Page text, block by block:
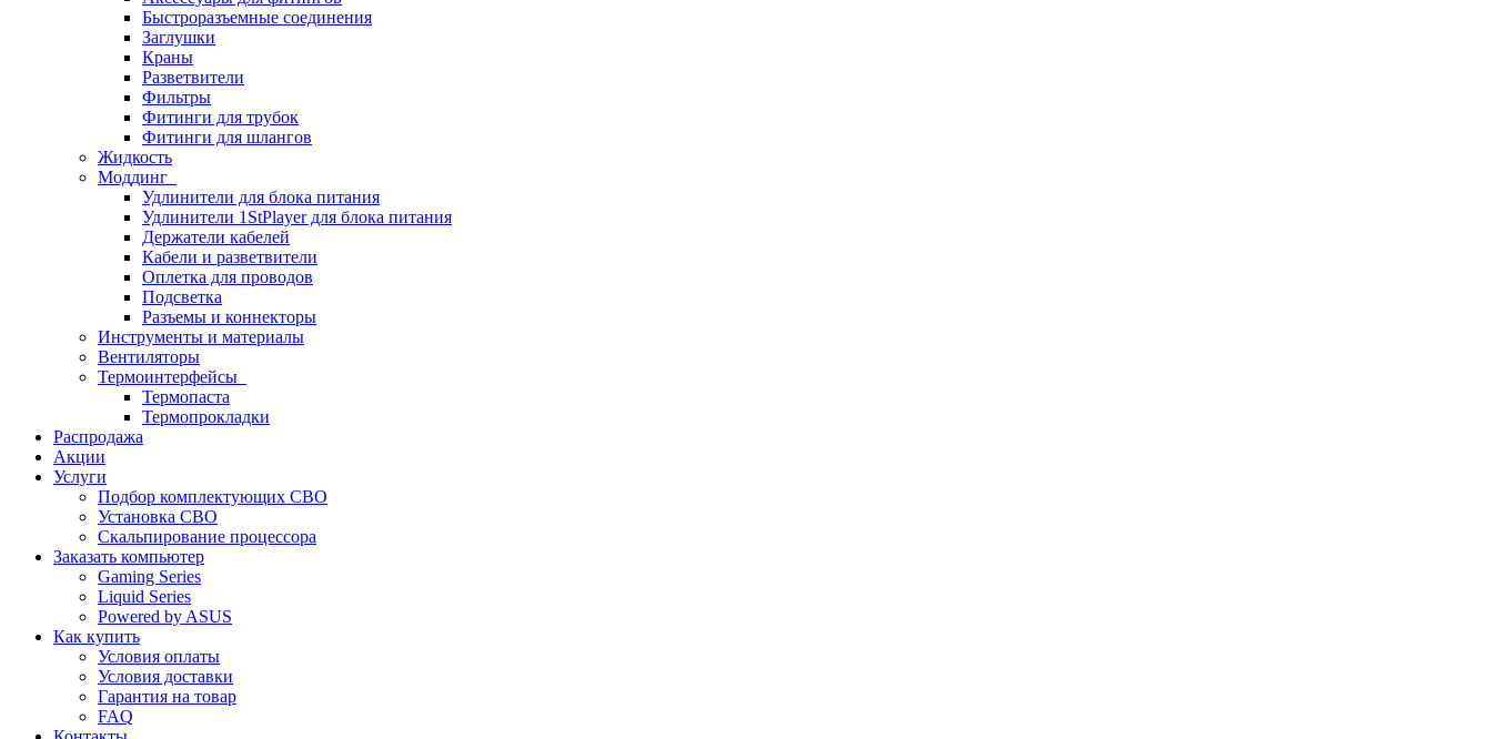
Быстроразъемные соединения
Заглушки
Краны
Разветвители
Фильтры
Фитинги для трубок
Фитинги для шлангов
Жидкость
Моддинг
Удлинители для блока питания
Удлинители 1StPlayer для блока питания
Держатели кабелей
Кабели и разветвители
Оплетка для проводов
Подсветка
Разъемы и коннекторы
Инструменты и материалы
Вентиляторы
Термоинтерфейсы
Термопаста
Термопрокладки
Распродажа
Акции
Услуги
Подбор комплектующих СВО
Установка СВО
Скальпирование процессора
Заказать компьютер
Gaming Series
Liquid Series
Powered by ASUS
Как купить
Условия оплаты
Условия доставки
Гарантия на товар
FAQ